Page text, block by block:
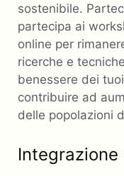
sostenibile.
partecipa ai
online per
ricerche e
benessere dei
contribuire ad
delle popolazioni